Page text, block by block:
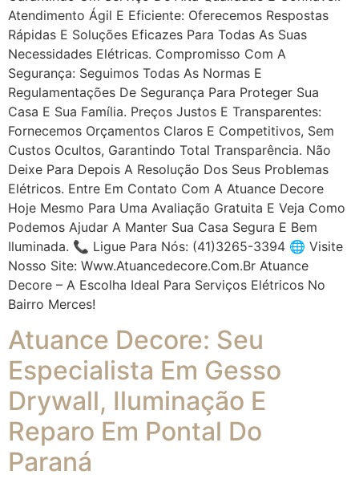
Atendimento Ágil E Eficiente: Oferecemos Respostas
Rápidas E Soluções Eficazes Para Todas As Suas
Necessidades Elétricas. Compromisso Com A
Segurança: Seguimos Todas As Normas E
Regulamentações De Segurança Para Proteger Sua
Casa E Sua Família. Preços Justos E Transparentes:
Fornecemos Orçamentos Claros E Competitivos, Sem
Custos Ocultos, Garantindo Total Transparência. Não
Deixe Para Depois A Resolução Dos Seus Problemas
Elétricos. Entre Em Contato Com A Atuance Decore
Hoje Mesmo Para Uma Avaliação Gratuita E Veja Como
Podemos Ajudar A Manter Sua Casa Segura E Bem
Iluminada. 📞 Ligue Para Nós: (41)3265-3394 🌐 Visite
Nosso Site: Www.atuancedecore.com.br Atuance
Decore – A Escolha Ideal Para Serviços Elétricos No
Bairro Merces!
Atuance Decore: Seu
Especialista Em Gesso
Drywall, Iluminação E
Reparo Em Pontal Do
Paraná